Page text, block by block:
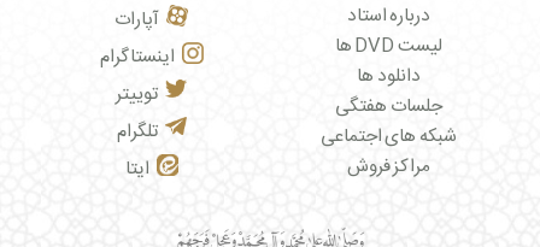
درباره استاد
لیست DVD ها
دانلود ها
جلسات هفتگی
شبکه های اجتماعی
مراکز فروش
آپارات
اینستاگرام
توییتر
تلگرام
ایتا